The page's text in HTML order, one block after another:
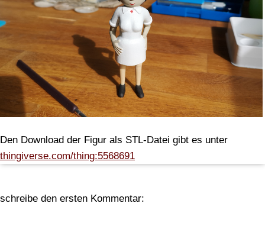
Den Download der Figur als STL-Datei gibt es unter
thingiverse.com/thing:5568691
schreibe den ersten Kommentar: